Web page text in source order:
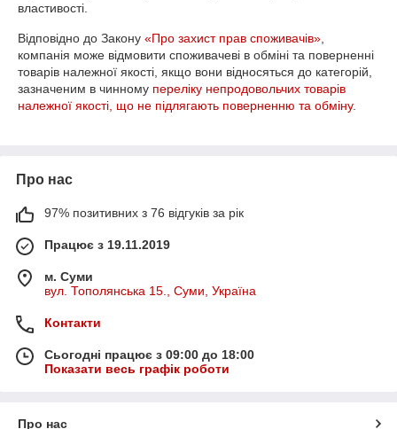
властивості.
Відповідно до Закону «Про захист прав споживачів»
компанія може відмовити споживачеві в обміні та поверненні
товарів належної якості, якщо вони відносяться до категорій,
зазначеним в чинному переліку непродовольчих товарів
належної якості, що не підлягають поверненню та обміну.
Про нас
97% позитивних з 76 відгуків за рік
Працює з 19.11.2019
м. Суми
вул. Тополянська 15., Суми, Україна
Контакти
Сьогодні працює з 09:00 до 18:00
Показати весь графік роботи
Про нас